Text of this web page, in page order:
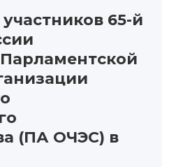
65-й
(ПА ОЧЭС) в